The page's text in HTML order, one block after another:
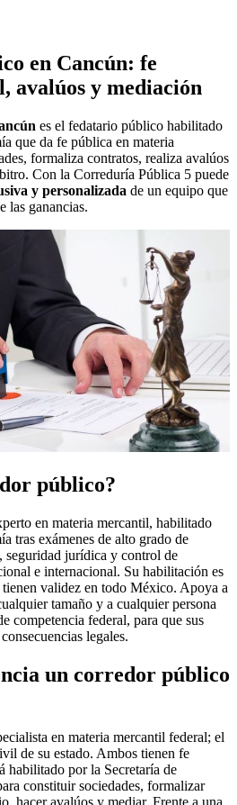
en Cancún: fe
avalúos y mediación
es el fedatario público habilitado
que da fe pública en materia
formaliza contratos, realiza avalúos
Con la Correduría Pública 5 puede
y personalizada de un equipo que
las ganancias.
público?
en materia mercantil, habilitado
tras exámenes de alto grado de
jurídica y control de
e internacional. Su habilitación es
validez en todo México. Apoya a
tamaño y a cualquier persona
competencia federal, para que sus
legales.
un corredor público
en materia mercantil federal; el
de su estado. Ambos tienen fe
habilitado por la Secretaría de
constituir sociedades, formalizar